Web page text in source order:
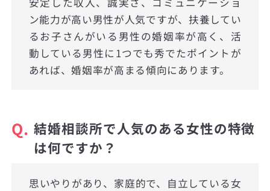
ン能力が高い男性が人気ですが、扶養してい
るお子さんがいる男性の婚姻率が高く、活
動している男性に1つでも秀でたポイントが
あれば、婚姻率が高まる傾向にあります。
Q. 結婚相談所で人気のある女性の特徴
は何ですか？
思いやりがあり、家庭的で、自立している女